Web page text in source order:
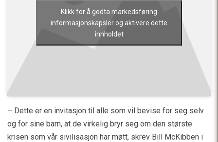
Klikk for å godta markedsføring
informasjonskapsler og aktivere dette
innholdet
– Dette er en invitasjon til alle som vil bevise for seg selv
og for sine barn, at de virkelig bryr seg om den største
krisen som vår sivilisasjon har møtt, skrev Bill McKibben i